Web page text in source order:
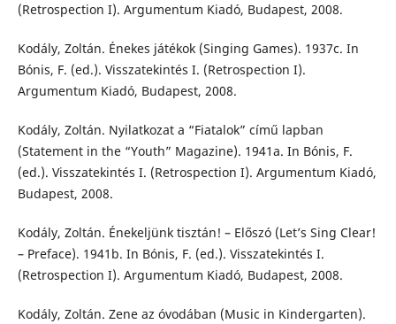
(Retrospection I). Argumentum Kiadó, Budapest, 2008.
Kodály, Zoltán. Énekes játékok (Singing Games). 1937c. In
Bónis, F. (ed.). Visszatekintés I. (Retrospection I).
Argumentum Kiadó, Budapest, 2008.
Kodály, Zoltán. Nyilatkozat a “Fiatalok” című lapban
(Statement in the “Youth” Magazine). 1941a. In Bónis, F.
(ed.). Visszatekintés I. (Retrospection I). Argumentum Kiadó,
Budapest, 2008.
Kodály, Zoltán. Énekeljünk tisztán! – Előszó (Let’s Sing Clear!
– Preface). 1941b. In Bónis, F. (ed.). Visszatekintés I.
(Retrospection I). Argumentum Kiadó, Budapest, 2008.
Kodály, Zoltán. Zene az óvodában (Music in Kindergarten).